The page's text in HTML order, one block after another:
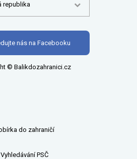
republika
nás na Facebooku
© Balikdozahranici.cz
do zahraničí
Vyhledávání PSČ